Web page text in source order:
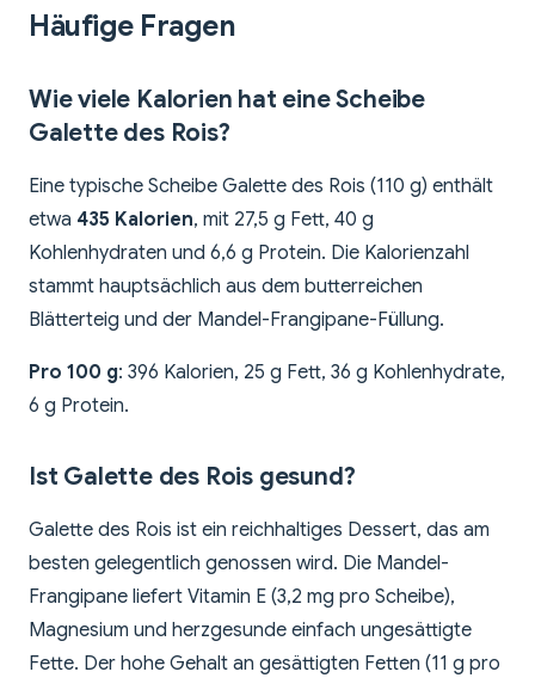
Häufige Fragen
Wie viele Kalorien hat eine Scheibe
Galette des Rois?
Eine typische Scheibe Galette des Rois (110 g) enthält
etwa 435 Kalorien, mit 27,5 g Fett, 40 g
Kohlenhydraten und 6,6 g Protein. Die Kalorienzahl
stammt hauptsächlich aus dem butterreichen
Blätterteig und der Mandel-Frangipane-Füllung.
Pro 100 g: 396 Kalorien, 25 g Fett, 36 g Kohlenhydrate,
6 g Protein.
Ist Galette des Rois gesund?
Galette des Rois ist ein reichhaltiges Dessert, das am
besten gelegentlich genossen wird. Die Mandel-
Frangipane liefert Vitamin E (3,2 mg pro Scheibe),
Magnesium und herzgesunde einfach ungesättigte
Fette. Der hohe Gehalt an gesättigten Fetten (11 g pro